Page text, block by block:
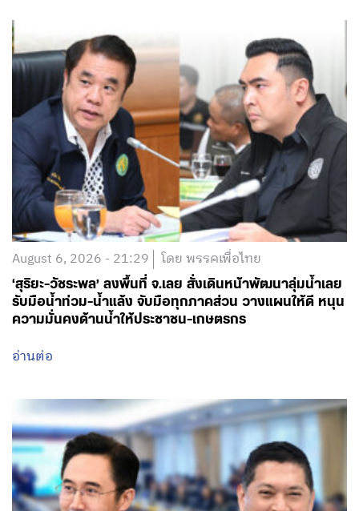
August 6, 2026 - 21:29 โดย พรรคเพื่อไทย
‘สุริยะ-วัชระพล’ ลงพื้นที่ จ.เลย สั่งเดินหน้าพัฒนาลุ่มน้ำเลย
รับมือน้ำท่วม-น้ำแล้ง จับมือทุกภาคส่วน วางแผนให้ดี หนุน
ความมั่นคงด้านน้ำให้ประชาชน-เกษตรกร
อ่านต่อ